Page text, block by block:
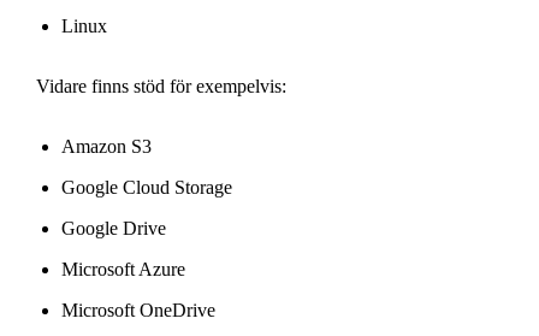
Linux
Vidare finns stöd för exempelvis:
Amazon S3
Google Cloud Storage
Google Drive
Microsoft Azure
Microsoft OneDrive